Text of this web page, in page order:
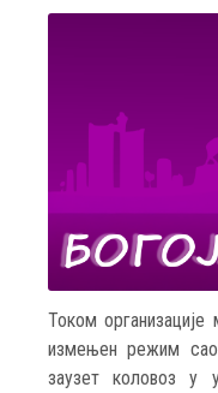
Током организације
измењен режим
заузет коловоз у